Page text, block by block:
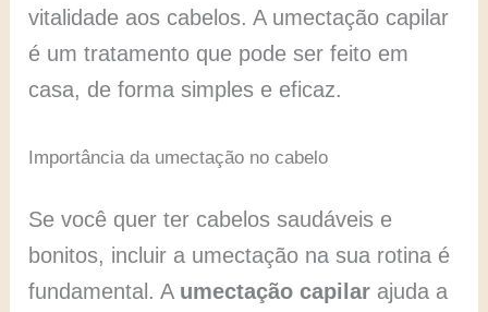
vitalidade aos cabelos. A umectação capilar
é um tratamento que pode ser feito em
casa, de forma simples e eficaz.
Importância da umectação no cabelo
Se você quer ter cabelos saudáveis e
bonitos, incluir a umectação na sua rotina é
fundamental. A umectação capilar ajuda a